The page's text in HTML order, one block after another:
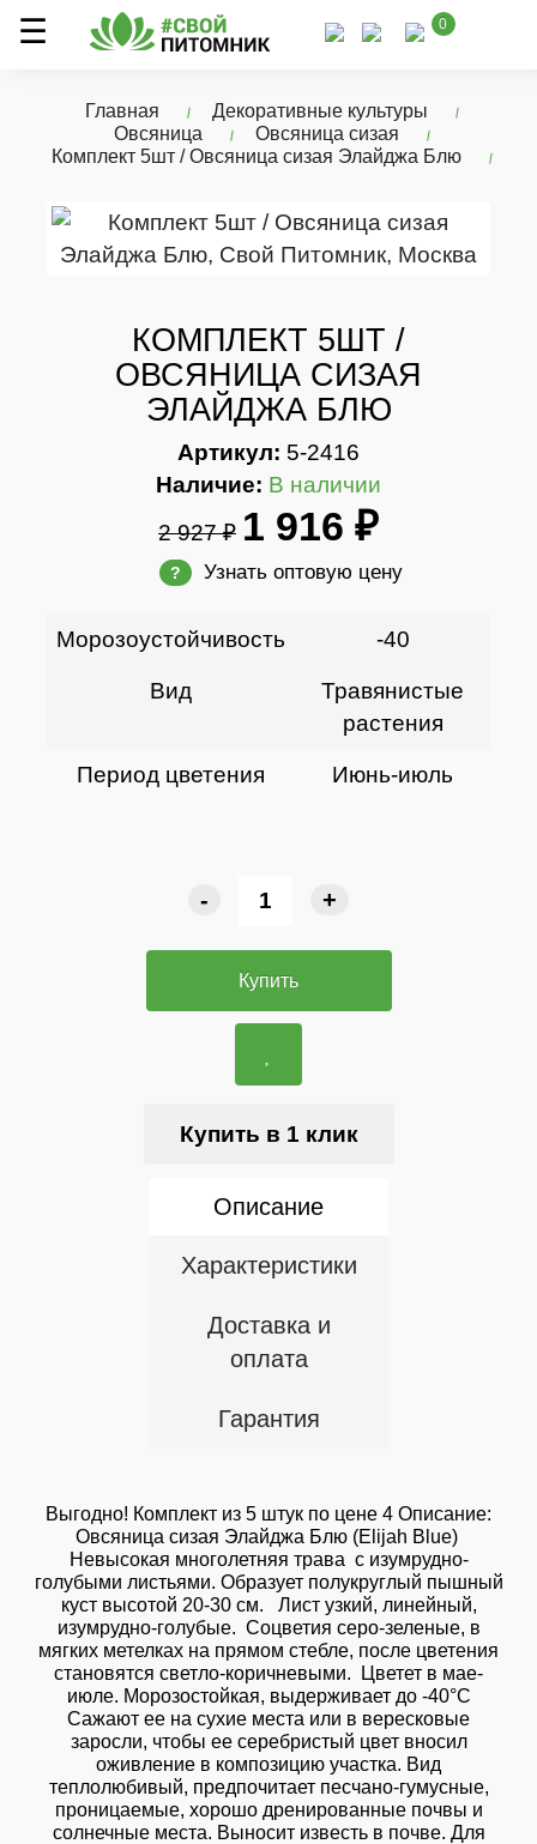
0
Главная
Декоративные культуры
Овсяница
Овсяница сизая
Комплект 5шт / Овсяница сизая Элайджа Блю
КОМПЛЕКТ 5ШТ /
ОВСЯНИЦА СИЗАЯ
ЭЛАЙДЖА БЛЮ
Артикул: 5-2416
Наличие: В наличии
2 927 ₽ 1 916 ₽
? Узнать оптовую цену
Морозоустойчивость -40
Вид
Травянистые
растения
Период цветения Июнь-июль
- +
Купить
Купить в 1 клик
Описание
Характеристики
Доставка и
оплата
Гарантия
Выгодно! Комплект из 5 штук по цене 4 Описание:
Овсяница сизая Элайджа Блю (Elijah Blue)
Невысокая многолетняя трава с изумрудно-
голубыми листьями. Образует полукруглый пышный
куст высотой 20-30 см. Лист узкий, линейный,
изумрудно-голубые. Соцветия серо-зеленые, в
мягких метелках на прямом стебле, после цветения
становятся светло-коричневыми. Цветет в мае-
июле. Морозостойкая, выдерживает до -40°С
Сажают ее на сухие места или в вересковые
заросли, чтобы ее серебристый цвет вносил
оживление в композицию участка. Вид
теплолюбивый, предпочитает песчано-гумусные,
проницаемые, хорошо дренированные почвы и
солнечные места. Выносит известь в почве. Для